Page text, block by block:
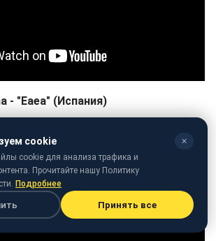
- "Eaea" (Испания)
cookie ✕
cookie для анализа трафика и
Прочитайте нашу Политику
Подробнее
Принять все